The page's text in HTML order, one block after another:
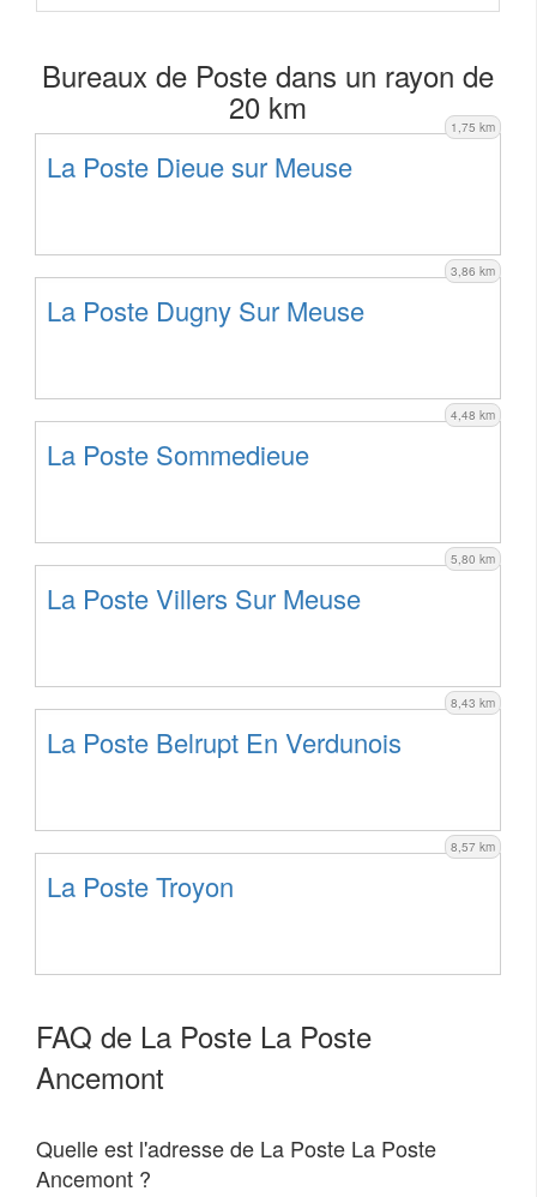
Bureaux de Poste dans un rayon de
20 km 1,75 km
La Poste Dieue sur Meuse
3,86 km
La Poste Dugny Sur Meuse
4,48 km
La Poste Sommedieue
5,80 km
La Poste Villers Sur Meuse
8,43 km
La Poste Belrupt En Verdunois
8,57 km
La Poste Troyon
FAQ de La Poste La Poste
Ancemont
Quelle est l'adresse de La Poste La Poste
Ancemont ?